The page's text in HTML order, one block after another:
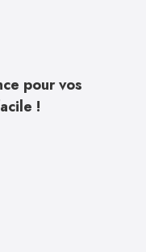
pour vos
!